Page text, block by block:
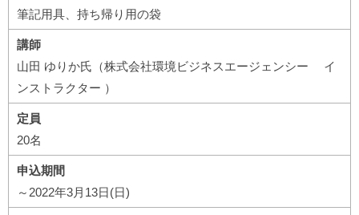
筆記用具、持ち帰り用の袋
講師
山田 ゆりか氏（株式会社環境ビジネスエージェンシー イ
ンストラクター ）
定員
20名
申込期間
～2022年3月13日(日)